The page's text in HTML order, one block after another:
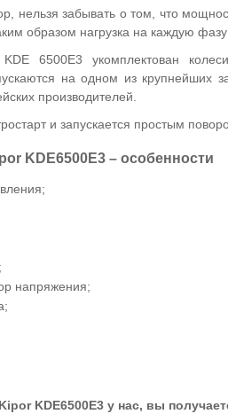
нельзя забывать о том, что
образом нагрузка на каждую
KDE 6500E3 укомплектован
на одном из крупнейших
производителей.
и запускается простым
KDE6500E3 – особенности
напряжения;
KDE6500E3 у нас, вы